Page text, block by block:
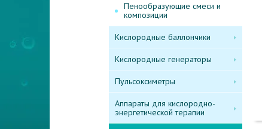
Пенообразующие смеси и
композиции
Кислородные баллончики
Кислородные генераторы
Пульсоксиметры
Аппараты для кислородно-
энергетической терапии